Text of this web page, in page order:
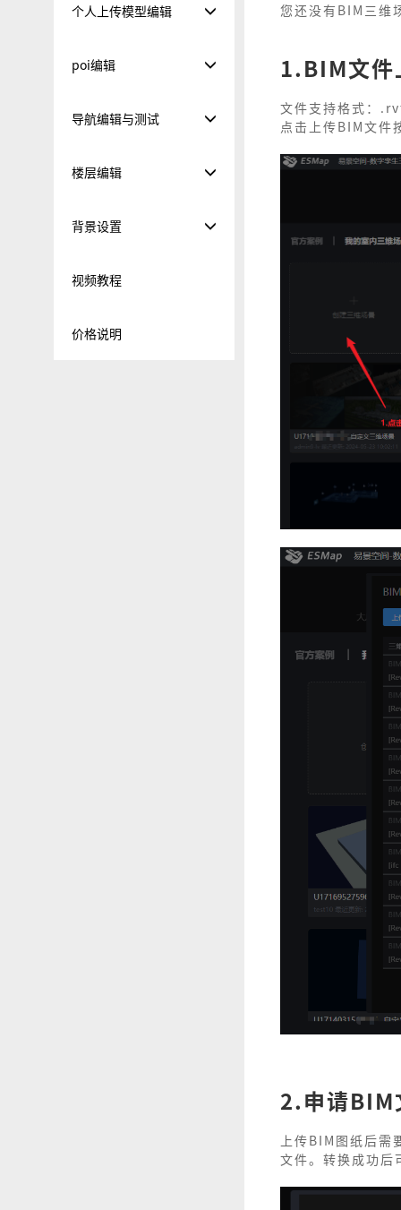
个人上传模型编辑
poi编辑
导航编辑与测试
楼层编辑
背景设置
视频教程
价格说明
您还没有BIM三维
1.BIM文件
文件支持格式：
点击上传BIM文件
2.申请BIM
上传BIM图纸后
文件。转换成功后